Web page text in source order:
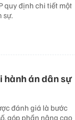
quy định chi tiết một
sự.
hành án dân sự
đánh giá là bước
góp phần nâng cao